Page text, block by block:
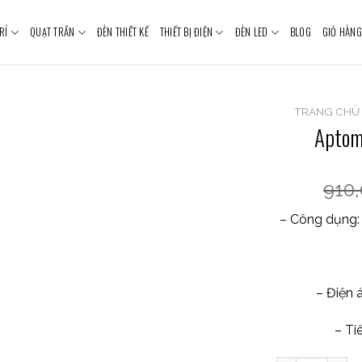
QUẠT TRẦN ĐÈN THIẾT KẾ THIẾT BỊ ĐIỆN ĐÈN LED BLOG GIỎ HÀNG
TRANG CHỦ
– Công
– Điện
–